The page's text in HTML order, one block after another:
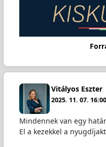
Vitályos Eszter
2025. 11. 07. 16:00
Mindennek van egy
El a kezekkel a